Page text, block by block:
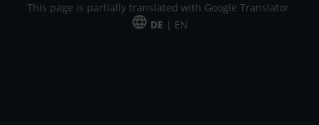
This page is partially translated with Google Translator.
DE | EN